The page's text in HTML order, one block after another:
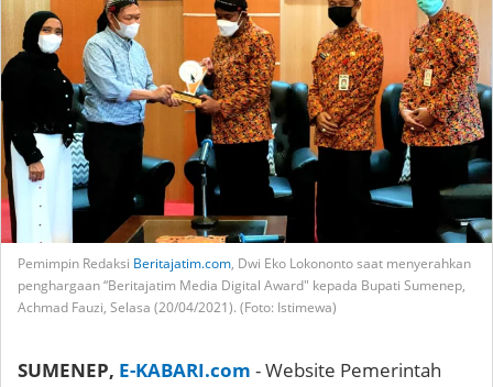
Pemimpin Redaksi Beritajatim.com, Dwi Eko Lokononto saat menyerahkan
penghargaan “Beritajatim Media Digital Award" kepada Bupati Sumenep,
Achmad Fauzi, Selasa (20/04/2021). (Foto: Istimewa)
SUMENEP, E-KABARI.com - Website Pemerintah